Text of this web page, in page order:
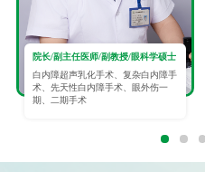
院长/副主任医师/副教授/眼科学硕士
白内障超声乳化手术、复杂白内障手
术、先天性白内障手术、眼外伤一
期、二期手术